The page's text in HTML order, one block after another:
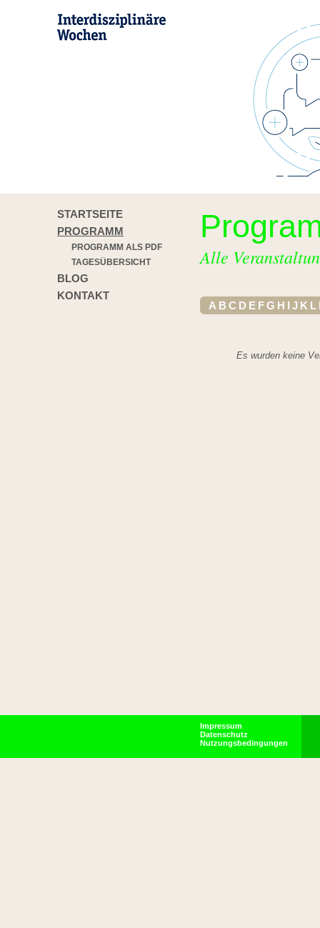
STARTSEITE
PROGRAMM
PROGRAMM ALS PDF
TAGESÜBERSICHT
BLOG
KONTAKT
Alle
A B C D E FG H I J K L
Es wurden keine
Impressum
Datenschutz
Nutzungsbedingungen